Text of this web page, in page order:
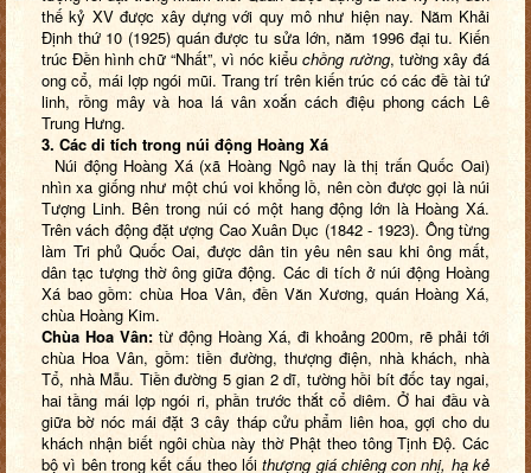
thế kỷ XV được xây dựng với quy mô như hiện nay. Năm Khải
Định thứ 10 (1925) quán được tu sửa lớn, năm 1996 đại tu. Kiến
trúc Đền hình chữ “Nhất”, vì nóc kiểuchồng rường, tường xây đá
ong cổ, mái lợp ngói mũi. Trang trí trên kiến trúc có các đề tài tứ
linh, rồng mây và hoa lá vân xoắn cách điệu phong cách Lê
Trung Hưng.
3. Các di tích trong núi động Hoàng Xá
Núi động Hoàng Xá (xã Hoàng Ngô nay là thị trấn Quốc Oai)
nhìn xa giống như một chú voi khổng lồ, nên còn được gọi là núi
Tượng Linh. Bên trong núi có một hang động lớn là Hoàng Xá.
Trên vách động đặt ượng Cao Xuân Dục (1842 - 1923). Ông từng
làm Tri phủ Quốc Oai, được dân tin yêu nên sau khi ông mất,
dân tạc tượng thờ ông giữa động. Các di tích ở núi động Hoàng
Xá bao gồm: chùa Hoa Vân, đền Văn Xương, quán Hoàng Xá,
chùa Hoàng Kim.
Chùa Hoa Vân: từ động Hoàng Xá, đi khoảng 200m, rẽ phải tới
chùa Hoa Vân, gồm: tiền đường, thượng điện, nhà khách, nhà
Tổ, nhà Mẫu. Tiền đường 5 gian 2 dĩ, tường hồi bít đốc tay ngai,
hai tầng mái lợp ngói ri, phần trước thắt cổ diêm. Ở hai đầu và
giữa bờ nóc mái đặt 3 cây tháp cửu phẩm liên hoa, gợi cho du
khách nhận biết ngôi chùa này thờ Phật theo tông Tịnh Độ. Các
bộ vì bên trong kết cấu theo lốithượng giá chiêng con nhị, hạ kẻ